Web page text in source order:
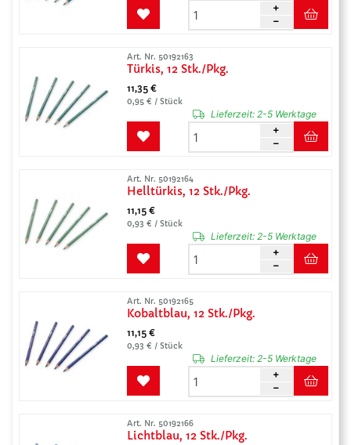
Art. Nr. 50192163
Türkis, 12 Stk./Pkg.
11,35 €
0,95 € / Stück
Lieferzeit:2-5 Werktage
Art. Nr. 50192164
Helltürkis, 12 Stk./Pkg.
11,15 €
0,93 € / Stück
Lieferzeit:2-5 Werktage
Art. Nr. 50192165
Kobaltblau, 12 Stk./Pkg.
11,15 €
0,93 € / Stück
Lieferzeit:2-5 Werktage
Art. Nr. 50192166
Lichtblau, 12 Stk./Pkg.